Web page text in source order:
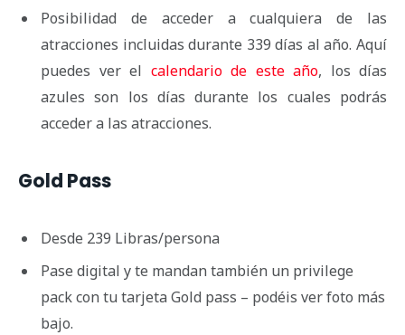
Posibilidad de acceder a cualquiera de las
atracciones incluidas durante 339 días al año. Aquí
puedes ver el calendario de este año, los días
azules son los días durante los cuales podrás
acceder a las atracciones.
Gold Pass
Desde 239 Libras/persona
Pase digital y te mandan también un privilege
pack con tu tarjeta Gold pass – podéis ver foto más
bajo.